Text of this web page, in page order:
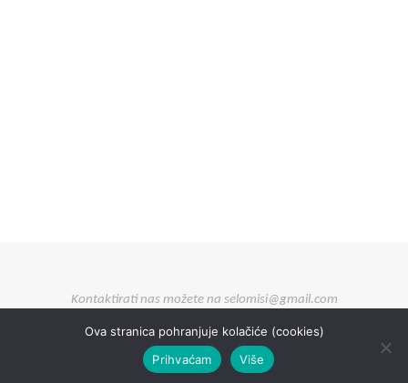
Kontaktirati nas možete na selomisi@gmail.com
Ova stranica pohranjuje kolačiće (cookies)
Prihvaćam
Više